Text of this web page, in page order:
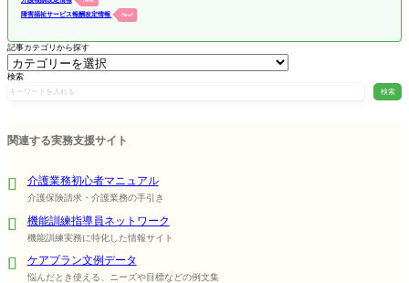
障害福祉サービス報酬改定情報 New!
記事カテゴリから探す
検索
検索
関連する実務支援サイト
介護業務初心者マニュアル
介護保険請求・介護業務の手引き
機能訓練指導員ネットワーク
機能訓練実務に特化した情報サイト
ケアプラン文例データ
悩んだとき使える、ニーズや目標などの例文集